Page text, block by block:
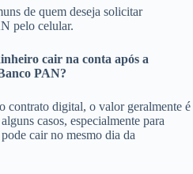
de quem deseja solicitar
pelo celular.
cair na conta após a
PAN?
contrato digital, o valor geralmente é
casos, especialmente para
cair no mesmo dia da